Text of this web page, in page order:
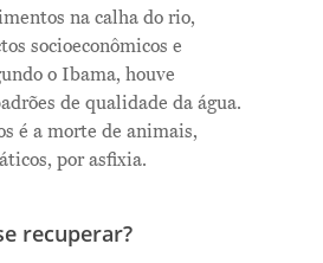
na calha do rio,
socioeconômicos e
o Ibama, houve
de qualidade da água.
é a morte de animais,
por asfixia.
recuperar?